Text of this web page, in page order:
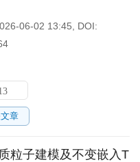
06-02 13:45
DOI:
章
粒子建模及不变嵌入T